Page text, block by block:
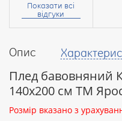
Опис
Плед бавовняний
140х200 см ТМ
​Розмір вказано з
Ваш
Показати всі
відгуки